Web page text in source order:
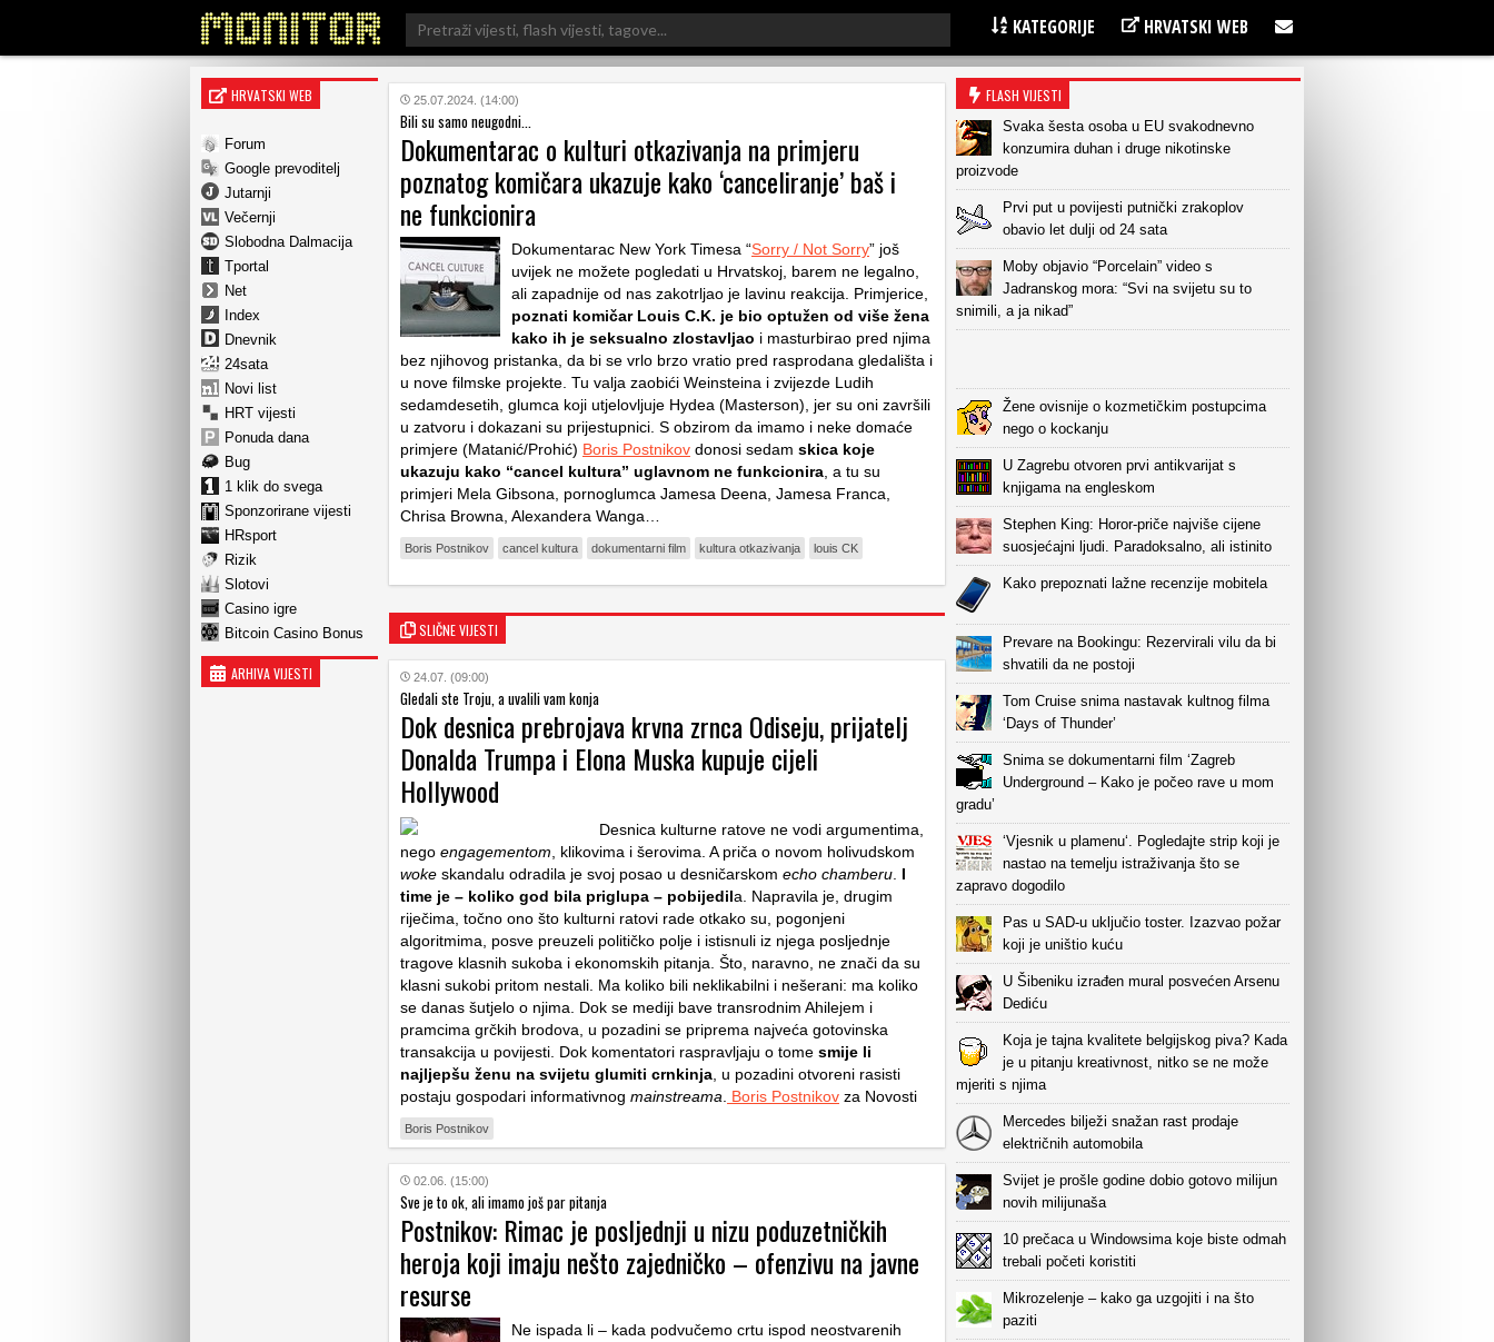
Search
for:
KATEGORIJE HRVATSKI WEB
HRVATSKI WEB
Forum
Google prevoditelj
Jutarnji
Večernji
Slobodna Dalmacija
Tportal
Net
Index
Dnevnik
24sata
Novi list
HRT vijesti
Ponuda dana
Bug
1 klik do svega
Sponzorirane vijesti
HRsport
Rizik
Slotovi
Casino igre
Bitcoin Casino Bonus
ARHIVA VIJESTI
25.07.2024. (14:00)
Bili su samo neugodni...
Dokumentarac o kulturi otkazivanja na primjeru
poznatog komičara ukazuje kako ‘canceliranje’ baš i
ne funkcionira
Dokumentarac New York Timesa “Sorry / Not Sorry” još
uvijek ne možete pogledati u Hrvatskoj, barem ne legalno,
ali zapadnije od nas zakotrljao je lavinu reakcija. Primjerice,
poznati komičar Louis C.K. je bio optužen od više žena
kako ih je seksualno zlostavljao i masturbirao pred njima
bez njihovog pristanka, da bi se vrlo brzo vratio pred rasprodana gledališta i
u nove filmske projekte. Tu valja zaobići Weinsteina i zvijezde Ludih
sedamdesetih, glumca koji utjelovljuje Hydea (Masterson), jer su oni završili
u zatvoru i dokazani su prijestupnici. S obzirom da imamo i neke domaće
primjere (Matanić/Prohić) Boris Postnikov donosi sedam skica koje
ukazuju kako “cancel kultura” uglavnom ne funkcionira , a tu su
primjeri Mela Gibsona, pornoglumca Jamesa Deena, Jamesa Franca,
Chrisa Browna, Alexandera Wanga…
Boris Postnikov cancel kultura dokumentarni film kultura otkazivanja louis CK
SLIČNE VIJESTI
24.07. (09:00)
Gledali ste Troju, a uvalili vam konja
Dok desnica prebrojava krvna zrnca Odiseju, prijatelj
Donalda Trumpa i Elona Muska kupuje cijeli
Hollywood
Desnica kulturne ratove ne vodi argumentima,
nego engagementom , klikovima i šerovima. A priča o novom holivudskom
woke skandalu odradila je svoj posao u desničarskom echo chamberu I
time je – koliko god bila priglupa – pobijedila. Napravila je, drugim
riječima, točno ono što kulturni ratovi rade otkako su, pogonjeni
algoritmima, posve preuzeli političko polje i istisnuli iz njega posljednje
tragove klasnih sukoba i ekonomskih pitanja. Što, naravno, ne znači da su
klasni sukobi pritom nestali. Ma koliko bili neklikabilni i nešerani: ma koliko
se danas šutjelo o njima. Dok se mediji bave transrodnim Ahilejem i
pramcima grčkih brodova, u pozadini se priprema najveća gotovinska
transakcija u povijesti. Dok komentatori raspravljaju o tome smije li
najljepšu ženu na svijetu glumiti crnkinja , u pozadini otvoreni rasisti
postaju gospodari informativnog mainstreama Boris Postnikov za Novosti
Boris Postnikov
02.06. (15:00)
Sve je to ok, ali imamo još par pitanja
Postnikov: Rimac je posljednji u nizu poduzetničkih
heroja koji imaju nešto zajedničko – ofenzivu na javne
resurse
Ne ispada li – kada podvučemo crtu ispod neostvarenih
FLASH VIJESTI
Svaka šesta osoba u EU svakodnevno
konzumira duhan i druge nikotinske
proizvode
Prvi put u povijesti putnički zrakoplov
obavio let dulji od 24 sata
Moby objavio “Porcelain” video s
Jadranskog mora: “Svi na svijetu su to
snimili, a ja nikad”
Žene ovisnije o kozmetičkim postupcima
nego o kockanju
U Zagrebu otvoren prvi antikvarijat s
knjigama na engleskom
Stephen King: Horor-priče najviše cijene
suosjećajni ljudi. Paradoksalno, ali istinito
Kako prepoznati lažne recenzije mobitela
Prevare na Bookingu: Rezervirali vilu da bi
shvatili da ne postoji
Tom Cruise snima nastavak kultnog filma
‘Days of Thunder’
Snima se dokumentarni film ‘Zagreb
Underground – Kako je počeo rave u mom
gradu’
‘Vjesnik u plamenu‘. Pogledajte strip koji je
nastao na temelju istraživanja što se
zapravo dogodilo
Pas u SAD-u uključio toster. Izazvao požar
koji je uništio kuću
U Šibeniku izrađen mural posvećen Arsenu
Dediću
Koja je tajna kvalitete belgijskog piva? Kada
je u pitanju kreativnost, nitko se ne može
mjeriti s njima
Mercedes bilježi snažan rast prodaje
električnih automobila
Svijet je prošle godine dobio gotovo milijun
novih milijunaša
10 prečaca u Windowsima koje biste odmah
trebali početi koristiti
Mikrozelenje – kako ga uzgojiti i na što
paziti